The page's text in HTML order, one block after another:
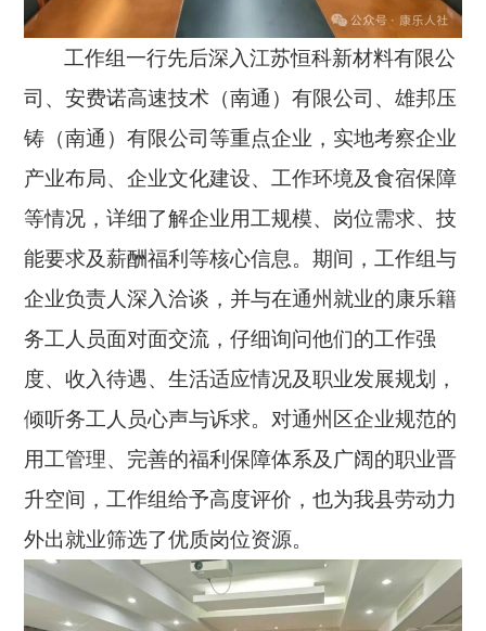
工作组一行先后深入江苏恒科新材料有限公
司、安费诺高速技术（南通）有限公司、雄邦压
铸（南通）有限公司等重点企业，实地考察企业
产业布局、企业文化建设、工作环境及食宿保障
等情况，详细了解企业用工规模、岗位需求、技
能要求及薪酬福利等核心信息。期间，工作组与
企业负责人深入洽谈，并与在通州就业的康乐籍
务工人员面对面交流，仔细询问他们的工作强
度、收入待遇、生活适应情况及职业发展规划，
倾听务工人员心声与诉求。对通州区企业规范的
用工管理、完善的福利保障体系及广阔的职业晋
升空间，工作组给予高度评价，也为我县劳动力
外出就业筛选了优质岗位资源。